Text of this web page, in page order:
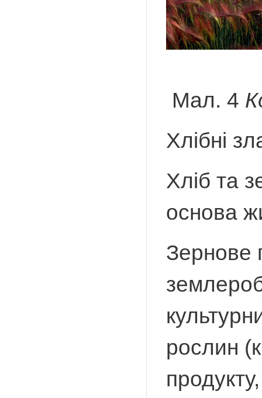
Мал. 4
Хлібні
Хліб та
основа
Зернове
рослин